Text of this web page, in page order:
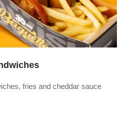
fries and cheddar sauce